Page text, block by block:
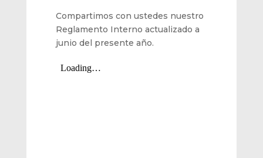
Compartimos con ustedes nuestro
Reglamento Interno actualizado a
junio del presente año.